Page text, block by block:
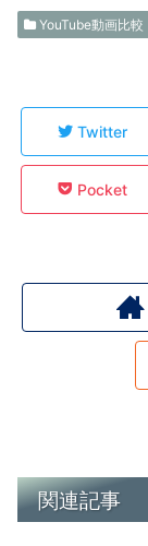
YouTube動画比較
Twitter
Pocket
関連記事